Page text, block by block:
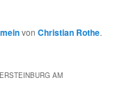
vonChristian Rothe.
AM